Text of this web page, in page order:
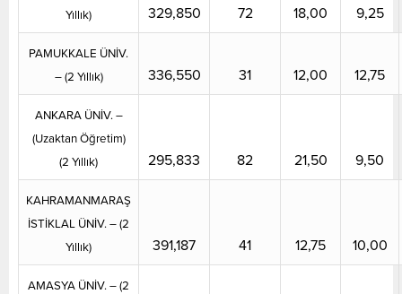
Yıllık)
329,850 72 18,00 9,25
PAMUKKALE ÜNİV.
– (2 Yıllık)
336,550 31 12,00 12,75
ANKARA ÜNİV. –
(Uzaktan Öğretim)
(2 Yıllık)
295,833 82 21,50 9,50
KAHRAMANMARAŞ
İSTİKLAL ÜNİV. – (2
Yıllık)
391,187 41 12,75 10,00
AMASYA ÜNİV. – (2